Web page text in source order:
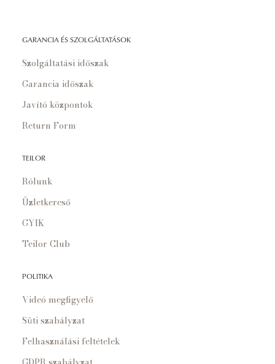
GARANCIA ÉS SZOLGÁLTATÁSOK
Szolgáltatási időszak
Garancia időszak
Javító központok
Return Form
TEILOR
Rólunk
Üzletkereső
GYIK
Teilor Club
POLITIKA
Videó megfigyelő
Süti szabályzat
Felhasználási feltételek